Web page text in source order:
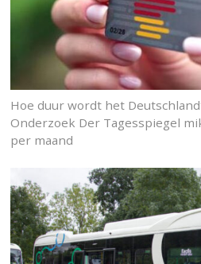
Hoe duur wordt het
Onderzoek Der Tagesspiegel
per maand